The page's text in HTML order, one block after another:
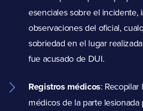
esenciales sobre el incidente,
observaciones del oficial,
sobriedad en el lugar
fue acusado de DUI.
Registros médicos: Recopilar
médicos de la parte